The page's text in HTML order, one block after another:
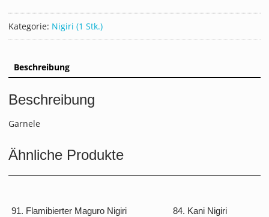
Kategorie: Nigiri (1 Stk.)
Beschreibung
Beschreibung
Garnele
Ähnliche Produkte
91. Flamibierter Maguro Nigiri 84. Kani Nigiri